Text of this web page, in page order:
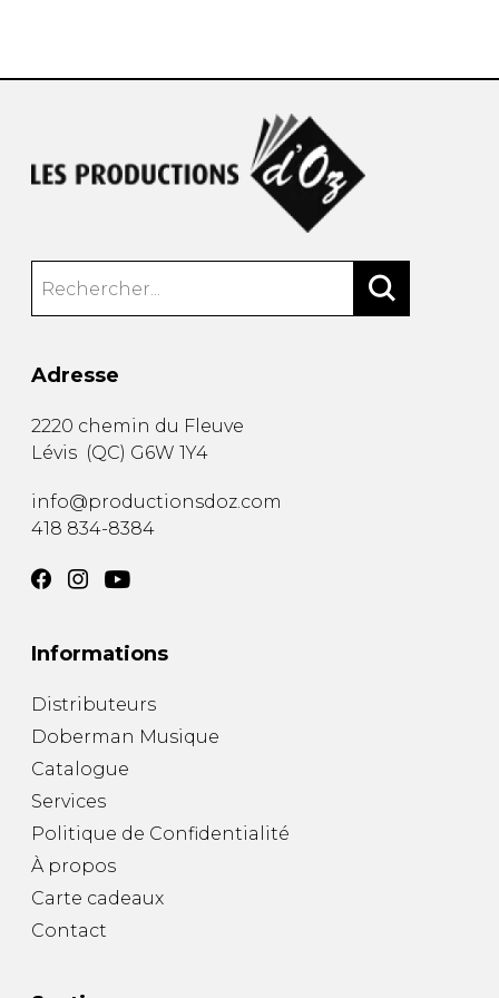
Adresse
2220 chemin du Fleuve
Lévis (QC) G6W 1Y4
info@productionsdoz.com
418 834-8384
Informations
Distributeurs
Doberman Musique
Catalogue
Services
Politique de Confidentialité
À propos
Carte cadeaux
Contact